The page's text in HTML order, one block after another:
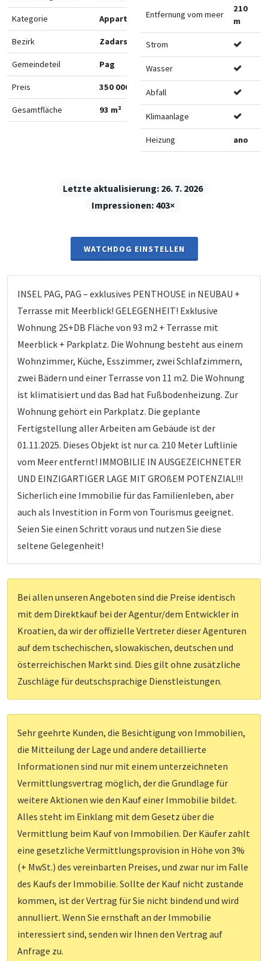
Kategorie Appartements
Bezirk Zadarska
Gemeindeteil Pag
Preis 350 000 €
Gesamtfläche 93 m²
Entfernung vom meer
210
m
Strom
Wasser
Abfall
Klimaanlage
Heizung ano
Letzte aktualisierung: 26. 7. 2026
Impressionen: 403×
WATCHDOG EINSTELLEN
INSEL PAG, PAG – exklusives PENTHOUSE in NEUBAU +
Terrasse mit Meerblick! GELEGENHEIT! Exklusive
Wohnung 2S+DB Fläche von 93 m2 + Terrasse mit
Meerblick + Parkplatz. Die Wohnung besteht aus einem
Wohnzimmer, Küche, Esszimmer, zwei Schlafzimmern,
zwei Bädern und einer Terrasse von 11 m2. Die Wohnung
ist klimatisiert und das Bad hat Fußbodenheizung. Zur
Wohnung gehört ein Parkplatz. Die geplante
Fertigstellung aller Arbeiten am Gebäude ist der
01.11.2025. Dieses Objekt ist nur ca. 210 Meter Luftlinie
vom Meer entfernt! IMMOBILIE IN AUSGEZEICHNETER
UND EINZIGARTIGER LAGE MIT GROßEM POTENZIAL!!!
Sicherlich eine Immobilie für das Familienleben, aber
auch als Investition in Form von Tourismus geeignet.
Seien Sie einen Schritt voraus und nutzen Sie diese
seltene Gelegenheit!
Bei allen unseren Angeboten sind die Preise identisch
mit dem Direktkauf bei der Agentur/dem Entwickler in
Kroatien, da wir der offizielle Vertreter dieser Agenturen
auf dem tschechischen, slowakischen, deutschen und
österreichischen Markt sind. Dies gilt ohne zusätzliche
Zuschläge für deutschsprachige Dienstleistungen.
Sehr geehrte Kunden, die Besichtigung von Immobilien,
die Mitteilung der Lage und andere detaillierte
Informationen sind nur mit einem unterzeichneten
Vermittlungsvertrag möglich, der die Grundlage für
weitere Aktionen wie den Kauf einer Immobilie bildet.
Alles steht im Einklang mit dem Gesetz über die
Vermittlung beim Kauf von Immobilien. Der Käufer zahlt
eine gesetzliche Vermittlungsprovision in Höhe von 3%
(+ MwSt.) des vereinbarten Preises, und zwar nur im Falle
des Kaufs der Immobilie. Sollte der Kauf nicht zustande
kommen, ist der Vertrag für Sie nicht bindend und wird
annulliert. Wenn Sie ernsthaft an der Immobilie
interessiert sind, senden wir Ihnen den Vertrag auf
Anfrage zu.